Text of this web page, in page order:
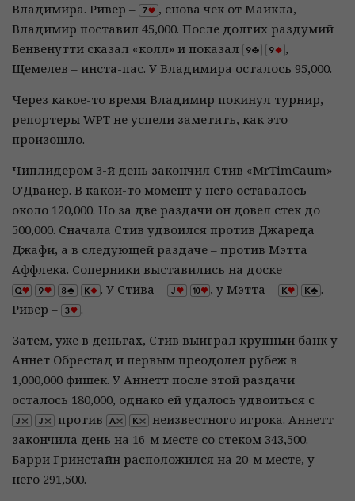
Владимира. Ривер –
, снова чек от Майкла,
Владимир поставил 45,000. После долгих раздумий
Бенвенутти сказал «колл» и показал
,
Щемелев – инста-пас. У Владимира осталось 95,000.
Через какое-то время Владимир покинул турнир,
репортеры WPT не успели заметить, как это
произошло.
Чиплидером 3-й день закончил Стив «MrTimCaum»
О'Двайер. В какой-то момент у него оставалось
около 120,000. Но за две раздачи он довел стек до
500,000. Сначала Стив удвоился против Джареда
Джафи, а в следующей раздаче – против Мэтта
Аффлека. Соперники выставились на доске
. У Стива –
, у Мэтта –
.
Ривер –
.
Затем, уже в деньгах, Стив выиграл крупный банк у
Аннет Обрестад и первым преодолел рубеж в
1,000,000 фишек. У Аннетт после этой раздачи
осталось 180,000, однако ей удалось удвоиться с
против
неизвестного игрока. Аннетт
закончила день на 16-м месте со стеком 343,500.
Барри Гринстайн расположился на 20-м месте, у
него 291,500.